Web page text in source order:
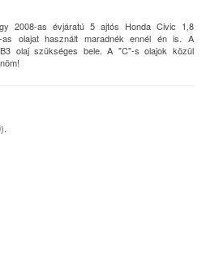
2008-as évjáratú 5 ajtós Honda Civic 1,8
as olajat használt maradnék ennél én is. A
olaj szükséges bele. A "C"-s olajok közül